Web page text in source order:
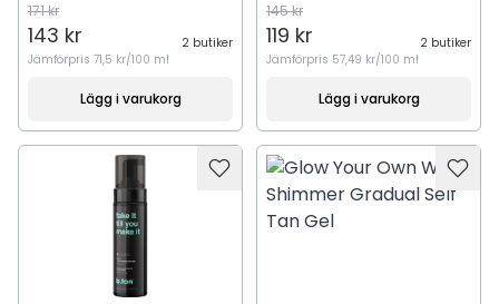
171 kr
143 kr
2 butiker
Jämförpris 71,5 kr/100 ml
Lägg i varukorg
145 kr
119 kr
2 butiker
Jämförpris 57,49 kr/100 ml
Lägg i varukorg